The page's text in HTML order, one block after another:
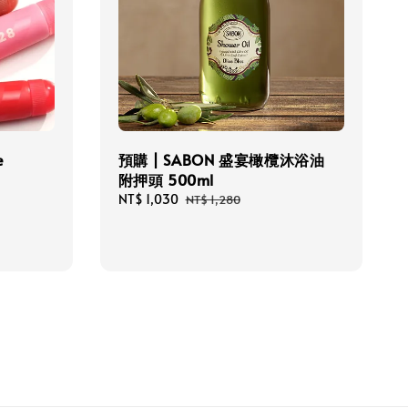
預購 | SABON 盛宴橄欖沐浴油
附押頭 500ml
Sale
NT$ 1,030 Regular
NT$ 1,280